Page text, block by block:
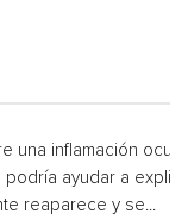
una inflamación
ayudar a
reaparece y se...